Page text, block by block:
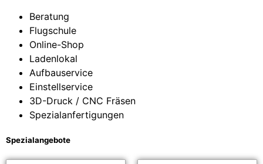
Beratung
Flugschule
Online-Shop
Ladenlokal
Aufbauservice
Einstellservice
3D-Druck / CNC Fräsen
Spezialanfertigungen
Spezialangebote